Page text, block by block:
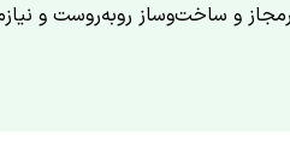
و ساخت‌وساز روبه‌روست و